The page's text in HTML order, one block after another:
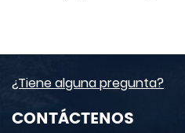
¿Tiene alguna pregunta?
CONTÁCTENOS